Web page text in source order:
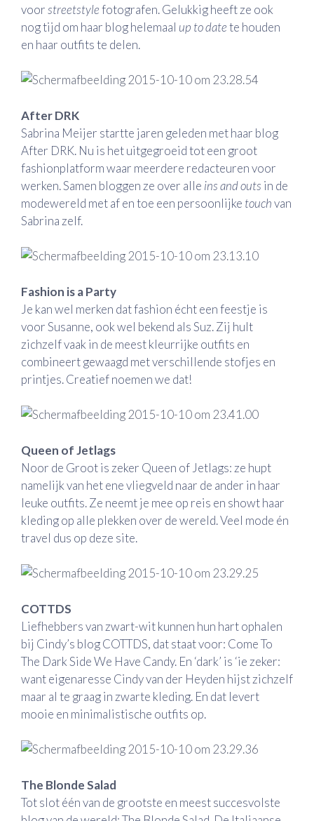
voorstreetstylefotografen. Gelukkig heeft ze ook
nog tijd om haar blog helemaal up to datete houden
en haar outfits te delen.
After DRK
Sabrina Meijer startte jaren geleden met haar blog
After DRK. Nu is het uitgegroeid tot een groot
fashionplatform waar meerdere redacteuren voor
werken. Samen bloggen ze over alle ins and outs in de
modewereld met af en toe een persoonlijke touchvan
Sabrina zelf.
Fashion is a Party
Je kan wel merken dat fashion écht een feestje is
voor Susanne, ook wel bekend als Suz. Zij hult
zichzelf vaak in de meest kleurrijke outfits en
combineert gewaagd met verschillende stofjes en
printjes. Creatief noemen we dat!
Queen of Jetlags
Noor de Groot is zeker Queen of Jetlags: ze hupt
namelijk van het ene vliegveld naar de ander in haar
leuke outfits. Ze neemt je mee op reis en showt haar
kleding op alle plekken over de wereld. Veel mode én
travel dus op deze site.
COTTDS
Liefhebbers van zwart-wit kunnen hun hart ophalen
bij Cindy’s blog COTTDS, dat staat voor: Come To
The Dark Side We Have Candy. En ‘dark’ is ‘ie zeker:
want eigenaresse Cindy van der Heyden hijst zichzelf
maar al te graag in zwarte kleding. En dat levert
mooie en minimalistische outfits op.
The Blonde Salad
Tot slot één van de grootste en meest succesvolste